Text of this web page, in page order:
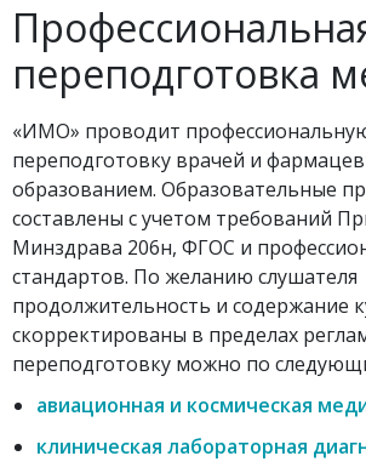
переподготовка
«ИМО» проводит
переподготовку врачей и
образованием. Образовательные
составлены с учетом требований
Минздрава 206н, ФГОС и
стандартов. По желанию слушателя
продолжительность и содержание
скорректированы в пределах
переподготовку можно по
авиационная и космическая
клиническая лабораторная